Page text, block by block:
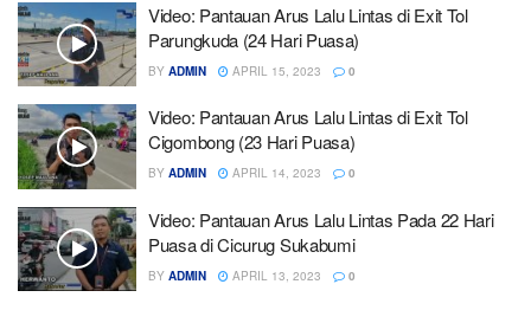
Video: Pantauan Arus Lalu Lintas di Exit Tol
Parungkuda (24 Hari Puasa)
BY ADMIN APRIL 15, 2023 0
Video: Pantauan Arus Lalu Lintas di Exit Tol
Cigombong (23 Hari Puasa)
BY ADMIN APRIL 14, 2023 0
Video: Pantauan Arus Lalu Lintas Pada 22 Hari
Puasa di Cicurug Sukabumi
BY ADMIN APRIL 13, 2023 0